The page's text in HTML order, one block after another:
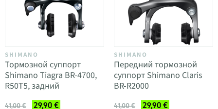
SHIMANO
Тормозной суппорт
Shimano Tiagra BR-4700,
R50T5, задний
41,00 € 29,90 €
SHIMANO
Передний тормозной
суппорт Shimano Claris
BR-R2000
41,00 € 29,90 €